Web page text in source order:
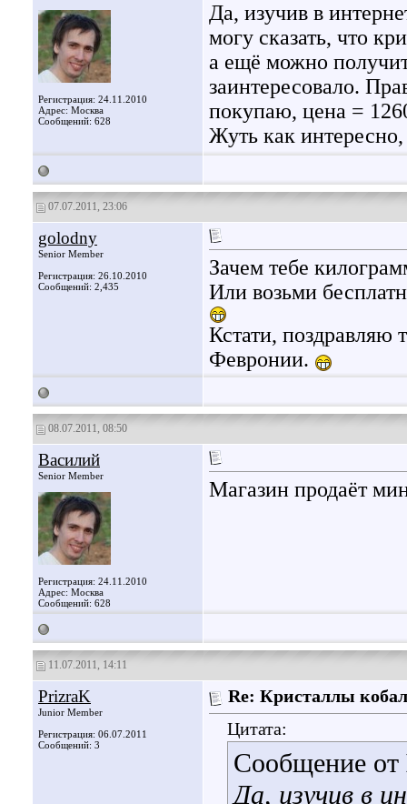
Регистрация: 24.11.2010
Адрес: Москва
Сообщений: 628
Да, изучив в
могу сказать, что
а ещё можно
заинтересовало.
покупаю, цена =
Жуть как
07.07.2011, 23:06
golodny
Senior Member
Регистрация: 26.10.2010
Сообщений: 2,435
Зачем тебе
Или возьми
Кстати,
Февронии.
08.07.2011, 08:50
Василий
Senior Member
Регистрация: 24.11.2010
Адрес: Москва
Сообщений: 628
Магазин продаёт
11.07.2011, 14:11
PrizraK
Junior Member
Регистрация: 06.07.2011
Сообщений: 3
Re: Кристаллы
Цитата:
Сообщение от
Да, изучив в